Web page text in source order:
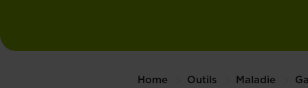
Home Outils Maladie